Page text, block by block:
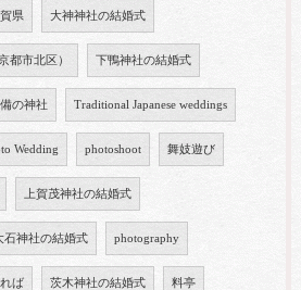
県 大神神社の結婚式
都市北区） 下鴨神社の結婚式
の神社 Traditional Japanese weddings
Wedding photoshoot 舞妓遊び
上賀茂神社の結婚式
石神社の結婚式 photography
ば 茨木神社の結婚式 料亭